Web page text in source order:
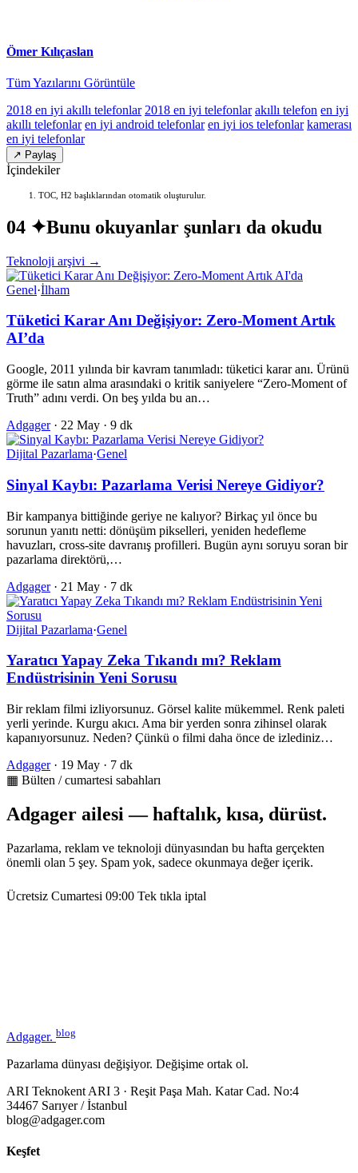
Ömer Kılıçaslan
Tüm Yazılarını Görüntüle
2018 en iyi akıllı telefonlar 2018 en iyi telefonlar akıllı telefon en iyi
akıllı telefonlar en iyi android telefonlar en iyi ios telefonlar kamerası
en iyi telefonlar
↗ Paylaş
İçindekiler
TOC, H2 başlıklarından otomatik oluşturulur.
04 ✦Bunu okuyanlar şunları da okudu
Teknoloji arşivi →
Genel·İlham
Tüketici Karar Anı Değişiyor: Zero-Moment Artık
AI’da
Google, 2011 yılında bir kavram tanımladı: tüketici karar anı. Ürünü
görme ile satın alma arasındaki o kritik saniyelere “Zero-Moment of
Truth” adını verdi. On beş yılda bu an…
Adgager · 22 May · 9 dk
Dijital Pazarlama·Genel
Sinyal Kaybı: Pazarlama Verisi Nereye Gidiyor?
Bir kampanya bittiğinde geriye ne kalıyor? Birkaç yıl önce bu
sorunun yanıtı netti: dönüşüm pikselleri, yeniden hedefleme
havuzları, cross-site davranış profilleri. Bugün aynı soruyu soran bir
pazarlama direktörü,…
Adgager · 21 May · 7 dk
Dijital Pazarlama·Genel
Yaratıcı Yapay Zeka Tıkandı mı? Reklam
Endüstrisinin Yeni Sorusu
Bir reklam filmi izliyorsunuz. Görsel kalite mükemmel. Renk paleti
yerli yerinde. Kurgu akıcı. Ama bir yerden sonra zihinsel olarak
kapanıyorsunuz. Neden? Çünkü o filmi daha önce de izlediniz…
Adgager · 19 May · 7 dk
▦ Bülten / cumartesi sabahları
Adgager ailesi — haftalık, kısa, dürüst.
Pazarlama, reklam ve teknoloji dünyasından bu hafta gerçekten
önemli olan 5 şey. Spam yok, sadece okunmaya değer içerik.
Ücretsiz Cumartesi 09:00 Tek tıkla iptal
Adgager. blog
Pazarlama dünyası değişiyor. Değişime ortak ol.
ARI Teknokent ARI 3 · Reşit Paşa Mah. Katar Cad. No:4
34467 Sarıyer / İstanbul
blog@adgager.com
Keşfet